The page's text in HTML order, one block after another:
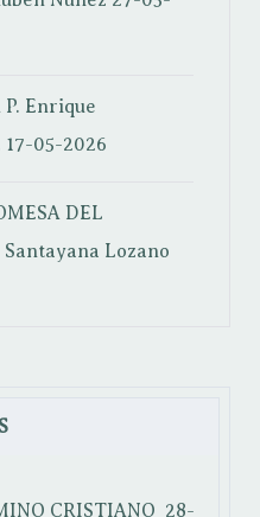
P. Enrique
17-05-2026
DEL
Santayana Lozano
CRISTIANO 28-